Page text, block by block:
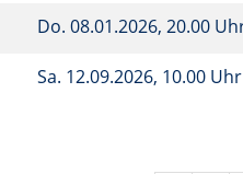
Do. 08.01.2026, 20.00
Sa. 12.09.2026, 10.00 Uhr